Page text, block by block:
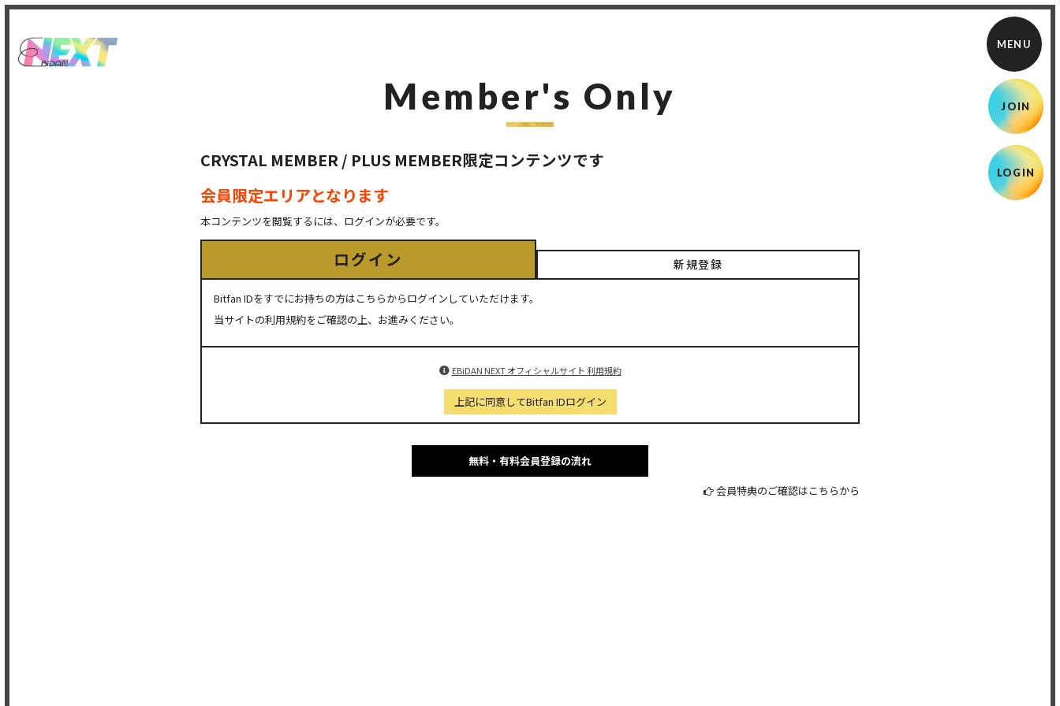
JOIN
LOGIN
Member's Only
CRYSTAL MEMBER / PLUS MEMBER限定コンテンツです
会員限定エリアとなります
本コンテンツを閲覧するには、ログインが必要です。
ログイン 新規登録
Bitfan IDをすでにお持ちの方はこちらからログインしていただけます。
当サイトの利用規約をご確認の上、お進みください。
EBiDAN NEXT オフィシャルサイト 利用規約
上記に同意してBitfan IDログイン
無料・有料会員登録の流れ
会員特典のご確認はこちらから